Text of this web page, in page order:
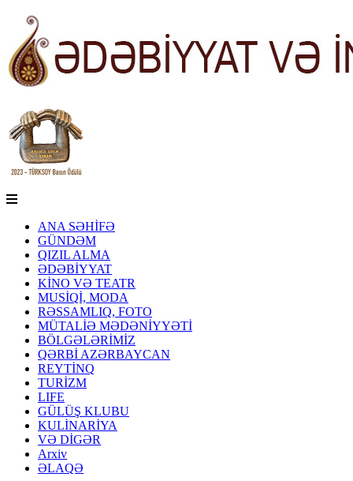
ANA SƏHİFƏ
GÜNDƏM
QIZIL ALMA
ƏDƏBİYYAT
KİNO VƏ TEATR
MUSİQİ, MODA
RƏSSAMLIQ, FOTO
MÜTALİƏ MƏDƏNİYYƏTİ
BÖLGƏLƏRİMİZ
QƏRBİ AZƏRBAYCAN
REYTİNQ
TURİZM
LIFE
GÜLÜŞ KLUBU
KULİNARİYA
VƏ DİGƏR
Arxiv
ƏLAQƏ